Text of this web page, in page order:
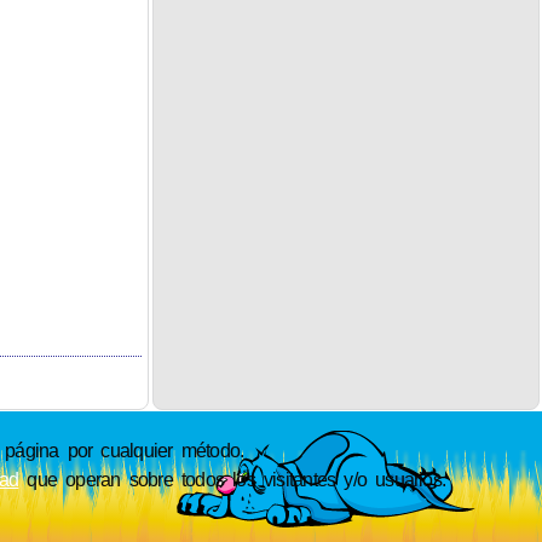
por cualquier método.
que operan sobre todos los visitantes y/o usuarios.